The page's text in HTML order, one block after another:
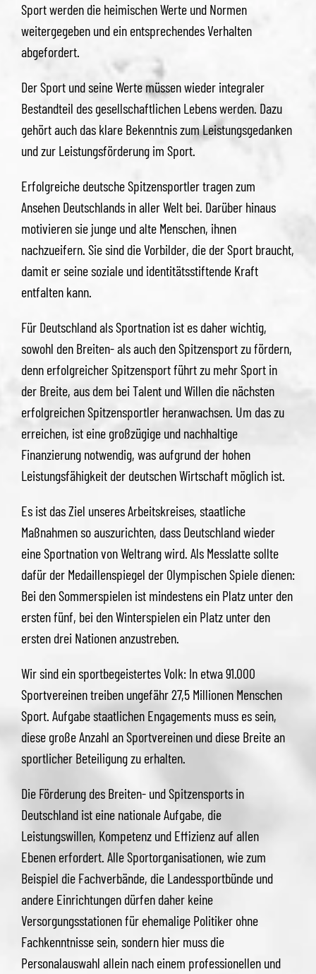
Sport werden die heimischen Werte und Normen
weitergegeben und ein entsprechendes Verhalten
abgefordert.
Der Sport und seine Werte müssen wieder integraler
Bestandteil des gesellschaftlichen Lebens werden. Dazu
gehört auch das klare Bekenntnis zum Leistungsgedanken
und zur Leistungsförderung im Sport.
Erfolgreiche deutsche Spitzensportler tragen zum
Ansehen Deutschlands in aller Welt bei. Darüber hinaus
motivieren sie junge und alte Menschen, ihnen
nachzueifern. Sie sind die Vorbilder, die der Sport braucht,
damit er seine soziale und identitätsstiftende Kraft
entfalten kann.
Für Deutschland als Sportnation ist es daher wichtig,
sowohl den Breiten- als auch den Spitzensport zu fördern,
denn erfolgreicher Spitzensport führt zu mehr Sport in
der Breite, aus dem bei Talent und Willen die nächsten
erfolgreichen Spitzensportler heranwachsen. Um das zu
erreichen, ist eine großzügige und nachhaltige
Finanzierung notwendig, was aufgrund der hohen
Leistungsfähigkeit der deutschen Wirtschaft möglich ist.
Es ist das Ziel unseres Arbeitskreises, staatliche
Maßnahmen so auszurichten, dass Deutschland wieder
eine Sportnation von Weltrang wird. Als Messlatte sollte
dafür der Medaillenspiegel der Olympischen Spiele dienen:
Bei den Sommerspielen ist mindestens ein Platz unter den
ersten fünf, bei den Winterspielen ein Platz unter den
ersten drei Nationen anzustreben.
Wir sind ein sportbegeistertes Volk: In etwa 91.000
Sportvereinen treiben ungefähr 27,5 Millionen Menschen
Sport. Aufgabe staatlichen Engagements muss es sein,
diese große Anzahl an Sportvereinen und diese Breite an
sportlicher Beteiligung zu erhalten.
Die Förderung des Breiten- und Spitzensports in
Deutschland ist eine nationale Aufgabe, die
Leistungswillen, Kompetenz und Effizienz auf allen
Ebenen erfordert. Alle Sportorganisationen, wie zum
Beispiel die Fachverbände, die Landessportbünde und
andere Einrichtungen dürfen daher keine
Versorgungsstationen für ehemalige Politiker ohne
Fachkenntnisse sein, sondern hier muss die
Personalauswahl allein nach einem professionellen und